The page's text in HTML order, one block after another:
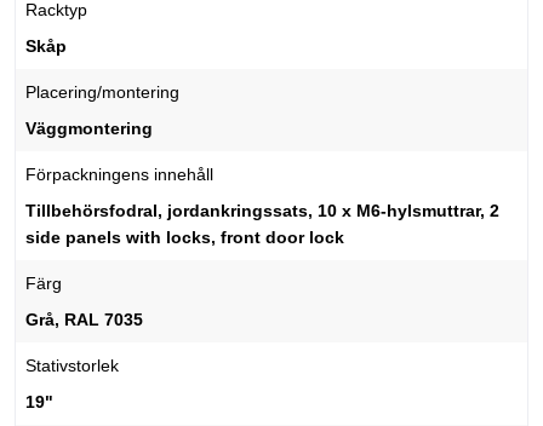
Racktyp
Skåp
Placering/montering
Väggmontering
Förpackningens innehåll
Tillbehörsfodral, jordankringssats, 10 x M6-hylsmuttrar, 2
side panels with locks, front door lock
Färg
Grå, RAL 7035
Stativstorlek
19"